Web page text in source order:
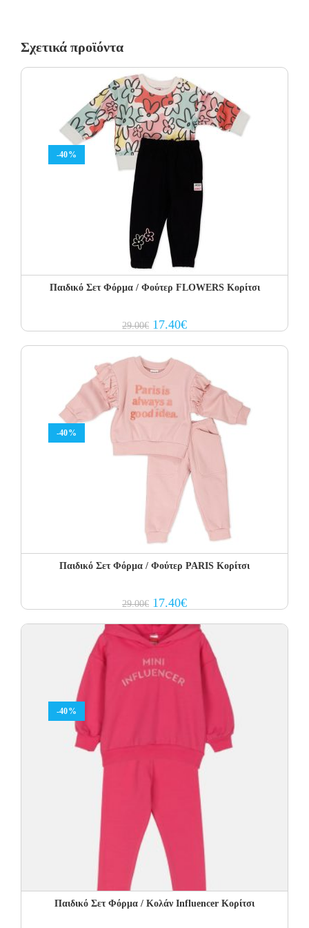
Σχετικά προϊόντα
-40%
Παιδικό Σετ Φόρμα / Φούτερ FLOWERS Κορίτσι
29.00€ Original
price
17.40€Current
price
-40%
Παιδικό Σετ Φόρμα / Φούτερ PARIS Κορίτσι
29.00€ Original
price
29.00€.
17.40€Current
price
17.40€.
-40%
Παιδικό Σετ Φόρμα / Κολάν Influencer Κορίτσι